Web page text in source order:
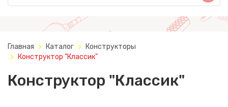
Главная Каталог
Конструкторы
Конструктор "Классик"
Конструктор "Классик"